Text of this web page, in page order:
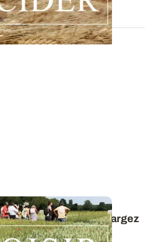
en bio : téléchargez
2025